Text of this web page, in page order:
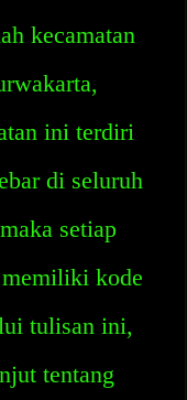
kecamatan
ini terdiri
di seluruh
setiap
kode
tulisan ini,
tentang